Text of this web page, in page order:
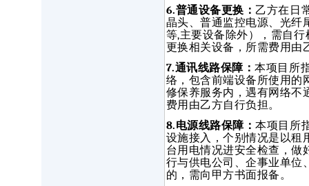
6.普通设备更换： 乙方在日
晶头、普通监控电源、光纤
等,主要设备除外），需自
更换相关设备，所需费用由
7.通讯线路保障：本项目所
络，包含前端设备所使用的
修保养服务内，遇有网络不
费用由乙方自行负担。
8.电源线路保障：本项目所
设施接入，个别情况是以租
台用电情况进安全检查，做
行与供电公司、企事业单位
的，需向甲方书面报备。